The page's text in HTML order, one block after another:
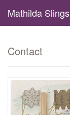
Mathilda
Contact